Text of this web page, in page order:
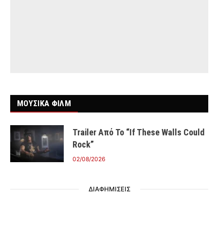
ΜΟΥΣΙΚΑ ΦΙΛΜ
Trailer Από Το “If These Walls Could
Rock”
02/08/2026
ΔΙΑΦΗΜΙΣΕΙΣ